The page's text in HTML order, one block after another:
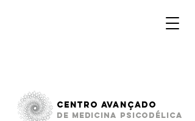
CENTRO AVANÇADo
DE MEDICINA PSICODÉLICA